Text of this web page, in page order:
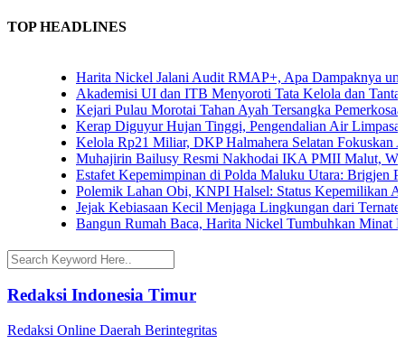
TOP HEADLINES
Harita Nickel Jalani Audit RMAP+, Apa Dampaknya untuk
Akademisi UI dan ITB Menyoroti Tata Kelola dan
Kejari Pulau Morotai Tahan Ayah Tersangka Pemerkosaan
Kerap Diguyur Hujan Tinggi, Pengendalian Air Limpasan
Kelola Rp21 Miliar, DKP Halmahera Selatan Fokuskan
Muhajirin Bailusy Resmi Nakhodai IKA PMII Malut, Wagub
Estafet Kepemimpinan di Polda Maluku Utara: Brigjen Pol.
Polemik Lahan Obi, KNPI Halsel: Status Kepemilikan Arifin
Jejak Kebiasaan Kecil Menjaga Lingkungan dari Ternate
Bangun Rumah Baca, Harita Nickel Tumbuhkan Minat Baca
Redaksi Indonesia Timur
Redaksi Online Daerah Berintegritas